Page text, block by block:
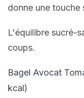
donne une touche
L'équilibre sucré-
coups.
Bagel Avocat
kcal)